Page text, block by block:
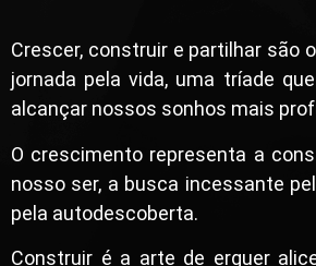
Crescer, construir e partilhar são
jornada pela vida, uma tríade
alcançar nossos sonhos mais
O crescimento representa a
nosso ser, a busca incessante
pela autodescoberta.
Construir é a arte de erguer